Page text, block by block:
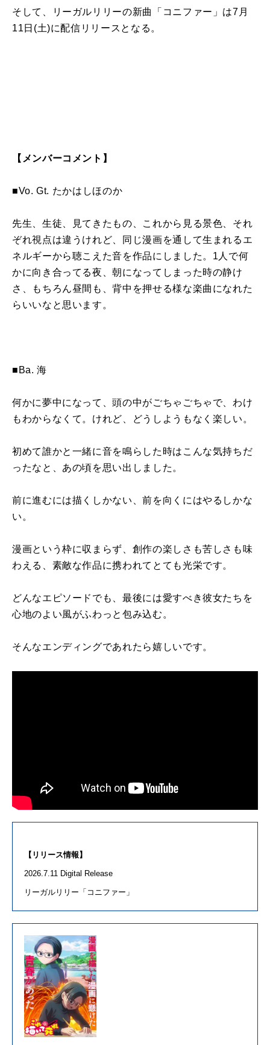
そして リーガル リリーの新曲 「 コニファー 」は7 月
11 日 (土)に配信 リリー スとなる。
【メンバーコメント 】
■Vo. Gt. たかはしほのか
先生、生徒、見て きたもの、 これから見る景色、それ
ぞれ視点は違うけれど、同じ漫画を通して生まれるエ
ネルギーから聴こえた音を作品に しました。 1 人で何
かに向き合って る夜、朝に なって しまった時の静け
さ、もちろん昼間も、背中を押せる様な楽曲 になれた
らいいなと思います。
■Ba. 海
何かに夢中に なって 、頭の中がごちゃごちゃで、わけ
もわからなく て 。けれど、どうしようもなく楽しい。
初めて誰かと一緒に音を鳴らした時はこんな気持ちだ
ったなと、あの頃を思い出しました。
前に進むには描くしかない、前を向く に はやるしかな
い。
漫画という枠に収まらず、創作の楽しさも苦しさも味
わえる、素敵な作品に携われて と て も光栄です。
どんなエピソードでも、最後に は愛すべき彼女たちを
心地のよい風がふわっと包み込む。
そんなエンディングであれたら嬉しいです。
【 リリース情報】
2026. 7 11 Digital Release
リーガル リリー 「 コニファー 」